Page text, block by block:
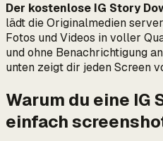
Der kostenlose IG Story
lädt die Originalmedien
Fotos und Videos in voller
und ohne Benachrichtigung
unten zeigt dir jeden Screen
Warum du eine IG
einfach